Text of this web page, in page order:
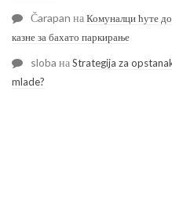
Čarapan наКомуналци ћуте
казне за бахато паркирање
sloba наStrategija za
mlade?